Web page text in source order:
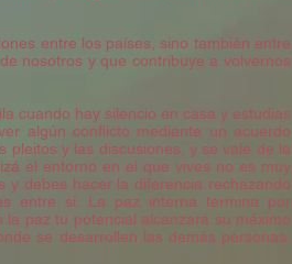
entre los países, sino también entre
nosotros y que contribuye a volvernos
cuando hay silencio en casa y estudias
algún conflicto mediante un acuerdo
pleitos y las discusiones, y se vale de la
el entorno en el que vives no es muy
y debes hacer la diferencia rechazando
entre sí. La paz interna termina por
paz tu potencial alcanzará su máximo
se desarrollen las demás personas.